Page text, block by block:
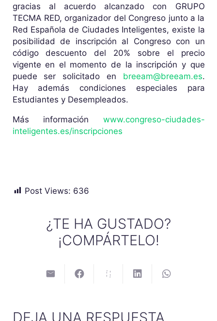
gracias al acuerdo alcanzado con GRUPO
TECMA RED, organizador del Congreso junto a la
Red Española de Ciudades Inteligentes, existe la
posibilidad de inscripción al Congreso con un
código descuento del 20% sobre el precio
vigente en el momento de la inscripción y que
puede ser solicitado en breeam@breeam.es.
Hay además condiciones especiales para
Estudiantes y Desempleados.
Más información www.congreso-ciudades-
inteligentes.es/inscripciones
Post Views: 636
¿TE HA GUSTADO?
¡COMPÁRTELO!
DEJA UNA RESPUESTA